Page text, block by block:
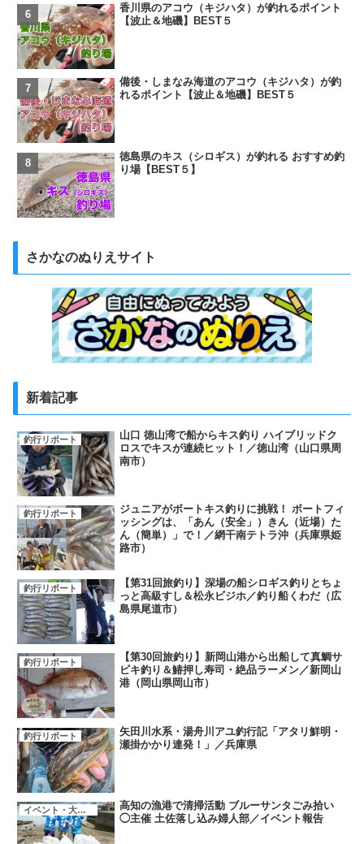
香川県のアコウ（キジハタ）が釣れるポイント
【波止＆地磯】BEST５
備後・しまなみ海道のアコウ（キジハタ）が釣
れるポイント【波止＆地磯】BEST５
徳島県のキス（シロギス）が釣れる おすすめ釣
り場【BEST５】
さかなのぬりえサイト
新着記事
釣行リポート
山口 徳山湾で船からキス釣り ハイブリッドク
ロスでキスが連続ヒット！／徳山湾（山口県周
南市）
釣行リポート
ジュニアがボートキス釣りに挑戦！ ボートフィ
ッシングは、「あん（安全」）きん（近場）た
ん（簡単）」で！／網干南テトラ沖（兵庫県姫
路市）
釣行リポート
【第31回旅釣り】深場の船シロギス釣りとちょ
っと高級すし＆松永ビジホ／釣り船くわだ（広
島県尾道市）
釣行リポート
【第30回旅釣り】新岡山港から出船して真鯛サ
ビキ釣り＆鰆押し寿司・絶品ラーメン／新岡山
港（岡山県岡山市）
釣行リポート
矢田川水系・湯舟川アユ釣行記「アタリ鮮明・
瀬掛かかり連発！」／兵庫県
イベント・大会・キャンペーン
高知の漁港で清掃活動 ブルーサンタごみ拾い
◯主催 土佐落し込み婦人部／イベント報告